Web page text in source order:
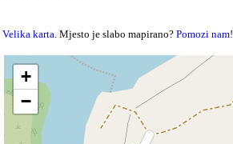
Velika karta. Mjesto je slabo mapirano?Pomozi nam!
+
−